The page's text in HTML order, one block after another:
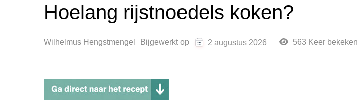
Hoelang rijstnoedels koken?
Wilhelmus Hengstmengel Bijgewerkt op 2 augustus 2026 563 Keer bekeken